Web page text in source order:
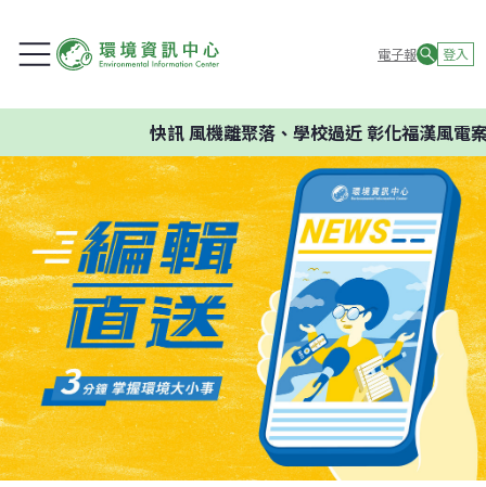
電子報 登入
快訊風機離聚落、學校過近 彰化福漢風電案